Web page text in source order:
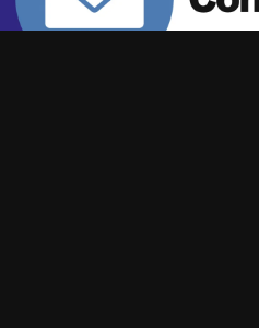
7 Agosto 2026 06:05